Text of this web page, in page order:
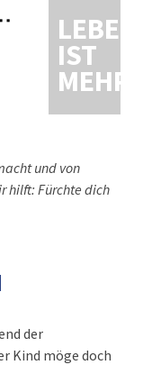
LEBEN
IST
MEHR
und von
hilft: Fürchte dich
der
Kind möge doch